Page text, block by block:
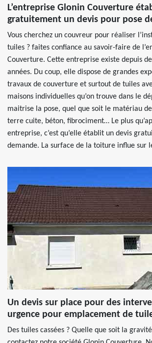
L’entreprise Glonin Couverture
gratuitement un devis pour pose
Vous cherchez un couvreur pour réaliser
tuiles ? faites confiance au savoir-faire de
Couverture. Cette entreprise existe depuis
années. Du coup, elle dispose de grandes
travaux de couverture et surtout de tuiles
maisons individuelles qu’on trouve dans le
maitrise la pose, quel que soit le matériau
terre cuite, béton, fibrociment… Le plus
entreprise, c’est qu’elle établit un devis
demande. La surface de la toiture influe sur
Un devis sur place pour des
urgence pour emplacement de
Des tuiles cassées ? Quelle que soit la